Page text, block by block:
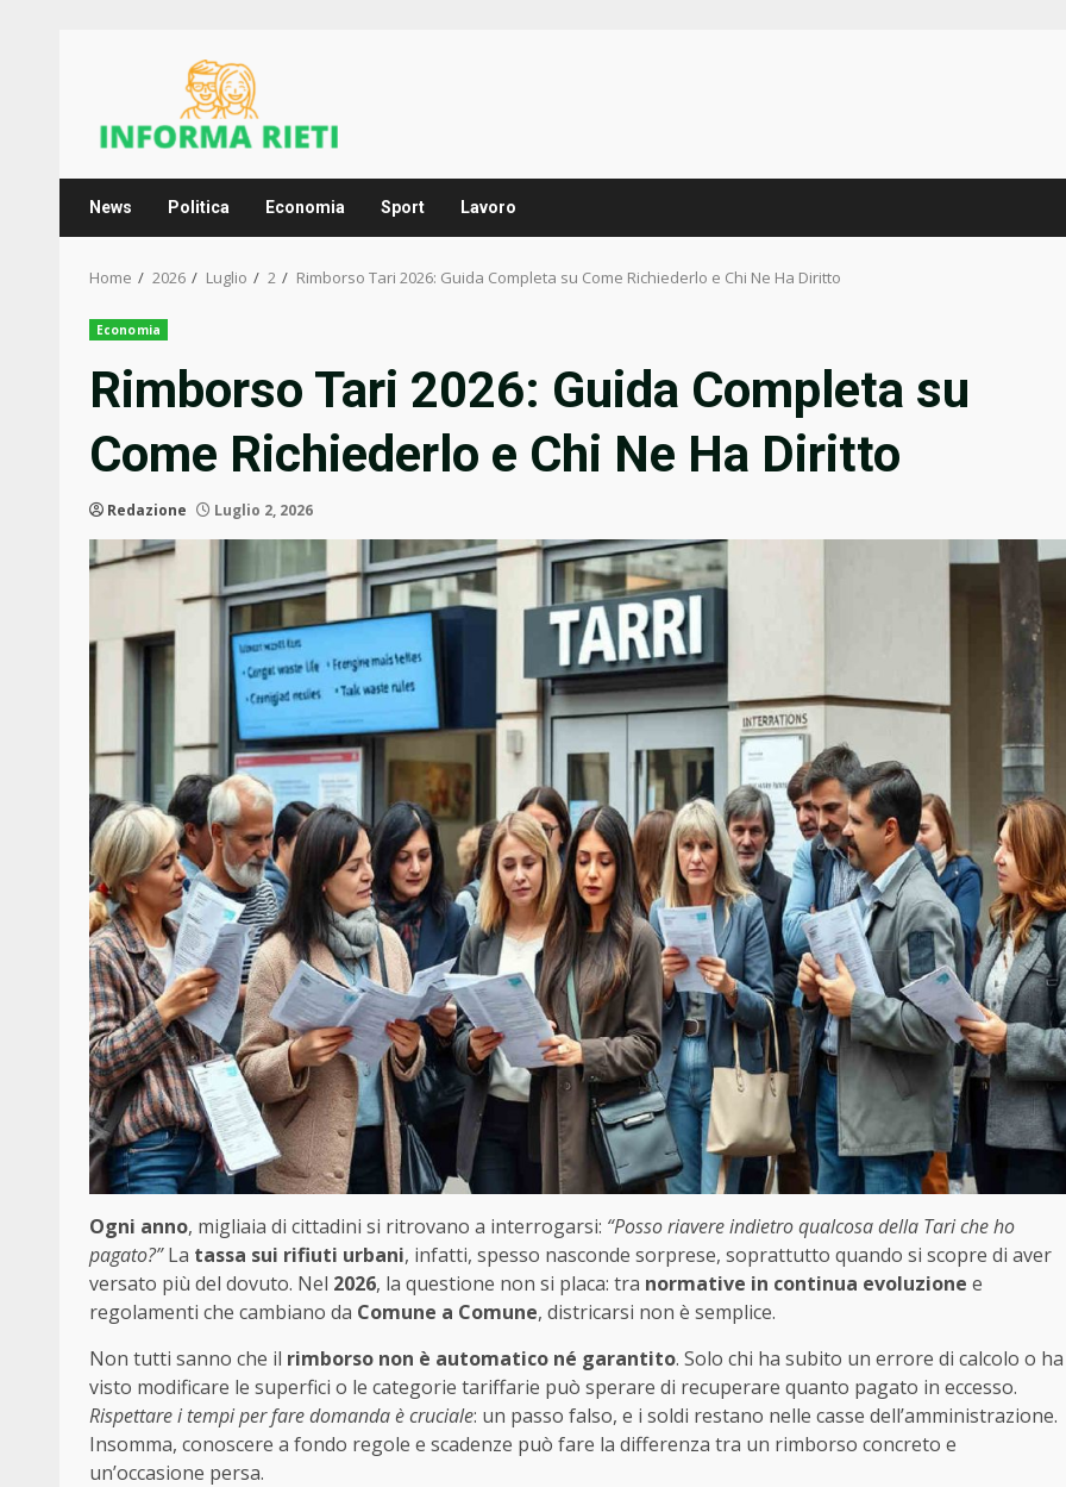
News Politica Economia Sport Lavoro
Home 2026 Luglio 2 Rimborso Tari 2026: Guida Completa su Come Richiederlo e Chi Ne Ha Diritto
Economia
Rimborso Tari 2026: Guida Completa su
Come Richiederlo e Chi Ne Ha Diritto
Redazione Luglio 2, 2026
Ogni anno, migliaia di cittadini si ritrovano a interrogarsi: “Posso riavere indietro qualcosa della Tari che ho
pagato?”La tassa sui rifiuti urbani, infatti, spesso nasconde sorprese, soprattutto quando si scopre di aver
versato più del dovuto. Nel 2026, la questione non si placa: tra normative in continua evoluzione e
regolamenti che cambiano da Comune a Comune, districarsi non è semplice.
Non tutti sanno che il rimborso non è automatico né garantito. Solo chi ha subito un errore di calcolo o ha
visto modificare le superfici o le categorie tariffarie può sperare di recuperare quanto pagato in eccesso.
Rispettare i tempi per fare domanda è cruciale: un passo falso, e i soldi restano nelle casse dell’amministrazione.
Insomma, conoscere a fondo regole e scadenze può fare la differenza tra un rimborso concreto e
un’occasione persa.